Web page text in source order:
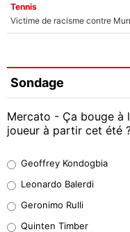
Tennis
Sondage
Mercato - Ça bouge à
joueur à partir cet été
38%
32%
Geoffrey Kondogbia
Leonardo Balerdi
Geronimo Rulli
Quinten Timber